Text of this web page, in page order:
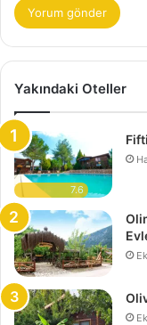
Yakındaki Oteller
7.6